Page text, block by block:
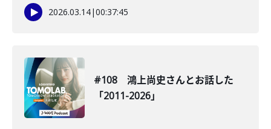
2026.03.14|00:37:45
#108 鴻上尚史さんとお話した
「2011-2026」